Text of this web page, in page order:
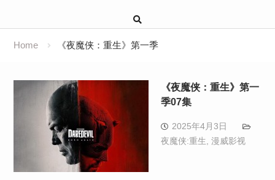
Home 《夜魔侠：重生》第一季
《夜魔侠：重生》第一
季07集
2025年4月3日
夜魔侠:重生 漫威影视